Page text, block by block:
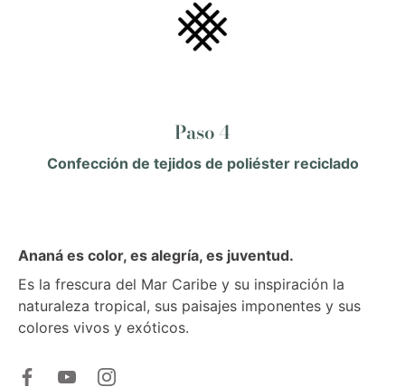
Paso 4
Confección de tejidos de poliéster reciclado
Ananá es color, es alegría, es juventud.
Es la frescura del Mar Caribe y su inspiración la
naturaleza tropical, sus paisajes imponentes y sus
colores vivos y exóticos.